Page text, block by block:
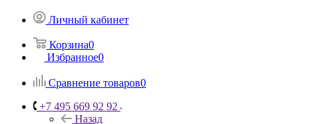
Личный кабинет
Корзина0
Избранное0
Сравнение товаров0
+7 495 669 92 92
Назад